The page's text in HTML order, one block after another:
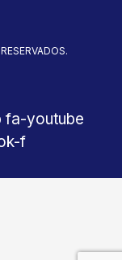
fa-youtube
f